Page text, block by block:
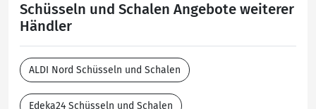
Schüsseln und Schalen Angebote weiterer
Händler
ALDI Nord Schüsseln und Schalen
Edeka24 Schüsseln und Schalen